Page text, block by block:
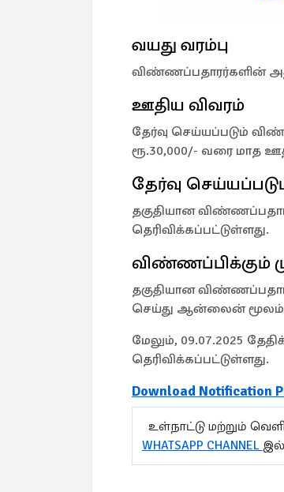
வயது வரம்பு
விண்ணப்பதாரர்களின்
ஊதிய விவரம்
தேர்வு செய்யப்படும்
ரூ.30,000/- வரை மாத
தேர்வு
தகுதியான
தெரிவிக்கப்பட்டுள்ளது.
விண்ணப்பிக்கும்
தகுதியான
செய்து ஆன்லைன் மூலம்
மேலும், 09.07.2025
தெரிவிக்கப்பட்டுள்ளது.
Download Notification
உள்நாட்டு மற்றும்
WHATSAPP CHANNEL